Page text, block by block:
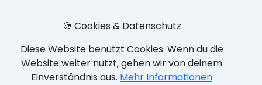
🍪 Cookies & Datenschutz
Diese Website benutzt Cookies. Wenn du die
Website weiter nutzt, gehen wir von deinem
Einverständnis aus. Mehr Informationen